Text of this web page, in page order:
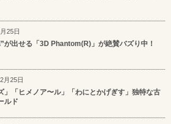
25日
が出せる「3D Phantom(R)」が絶賛バズり中！
月25日
」「ヒメノア〜ル」「わにとかげぎす」独特な古
ルド